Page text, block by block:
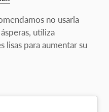
no usarla
utiliza
lisas para aumentar su